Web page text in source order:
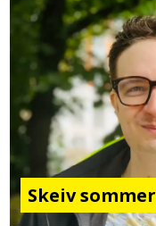
Skeiv sommer